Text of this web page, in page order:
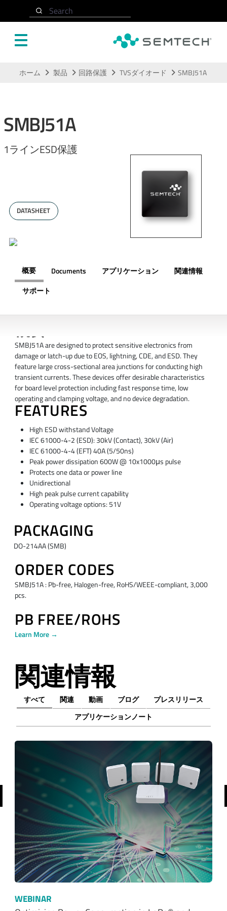
Search
ホーム 製品 回路保護 TVSダイオード SMBJ51A
SMBJ51A
1ラインESD保護
DATASHEET
概要 Documents アプリケーション
関連情報
サポート
SMBJ51A are designed to protect sensitive electronics from
damage or latch-up due to EOS, lightning, CDE, and ESD. They
feature large cross-sectional area junctions for conducting high
transient currents. These devices offer desirable characteristics
for board level protection including fast response time, low
operating and clamping voltage, and no device degradation.
FEATURES
High ESD withstand Voltage
IEC 61000-4-2 (ESD): 30kV (Contact), 30kV (Air)
IEC 61000-4-4 (EFT) 40A (5/50ns)
Peak power dissipation 600W @ 10x1000μs pulse
Protects one data or power line
Unidirectional
High peak pulse current capability
Operating voltage options: 51V
PACKAGING
DO-214AA (SMB)
ORDER CODES
SMBJ51A : Pb-free, Halogen-free, RoHS/WEEE-compliant, 3,000
pcs.
PB FREE/ROHS
Learn More →
関連情報
すべて 関連 動画 ブログ
プレスリリース
アプリケーションノート
WEBINAR